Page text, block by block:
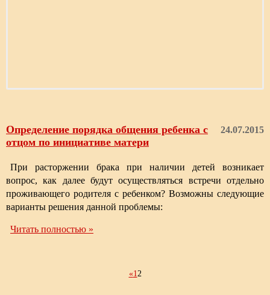
Определение порядка общения ребенка с
отцом по инициативе матери
24.07.2015
При расторжении брака при наличии детей возникает
вопрос, как далее будут осуществляться встречи отдельно
проживающего родителя с ребенком? Возможны следующие
варианты решения данной проблемы:
Читать полностью »
«12